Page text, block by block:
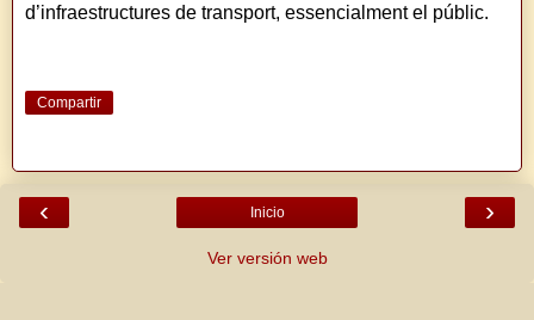
d’infraestructures de transport, essencialment el públic.
Compartir
‹ ›
Inicio
Ver versión web